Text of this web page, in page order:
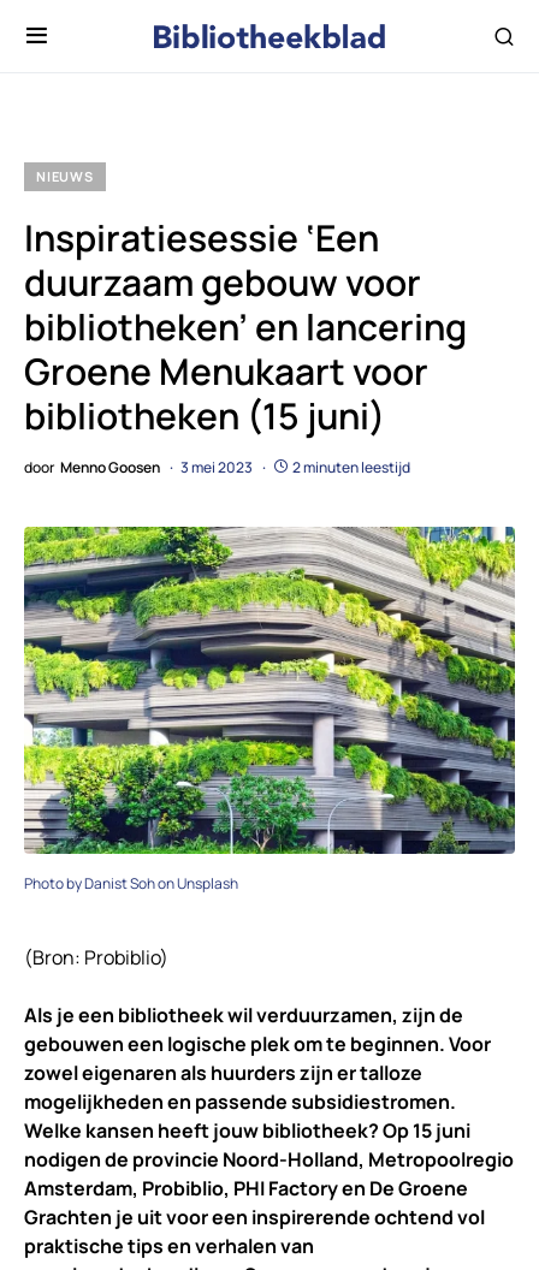
NIEUWS
Inspiratiesessie ‘Een
duurzaam gebouw voor
bibliotheken’ en lancering
Groene Menukaart voor
bibliotheken (15 juni)
door Menno Goosen 3 mei 2023 2 minuten leestijd
Photo by Danist Soh on Unsplash
(Bron: Probiblio)
Als je een bibliotheek wil verduurzamen, zijn de
gebouwen een logische plek om te beginnen. Voor
zowel eigenaren als huurders zijn er talloze
mogelijkheden en passende subsidiestromen.
Welke kansen heeft jouw bibliotheek?Op 15 juni
nodigen de provincie Noord-Holland, Metropoolregio
Amsterdam, Probiblio, PHI Factory en De Groene
Grachten je uit voor een inspirerende ochtend vol
praktische tips en verhalen van